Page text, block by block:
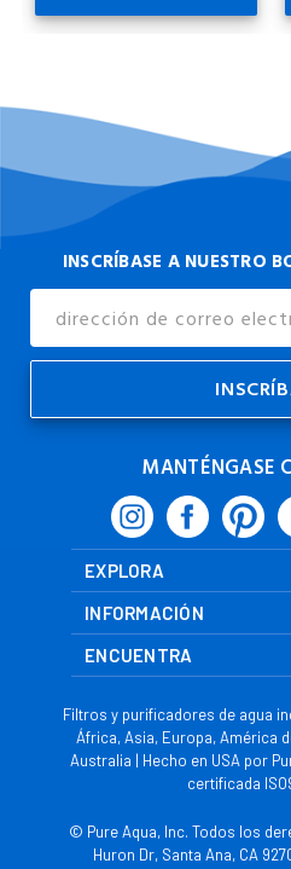
INSCRÍBASE A NUESTRO
Correo
MANTÉNGASE
EXPLORA
INFORMACIÓN
ENCUENTRA
Filtros y purificadores de agua
África, Asia, Europa, América
Australia | Hecho en USA por
certificada
© Pure Aqua, Inc. Todos los
Huron Dr, Santa Ana, CA